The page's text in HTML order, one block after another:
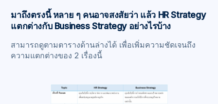
มาถึงตรงนี้ หลาย ๆ คนอาจสงสัยว่า แล้ว HR Strategy
แตกต่างกับ Business Strategy อย่างไรบ้าง
สามารถดูตามตารางด้านล่างได้ เพื่อเพิ่มความชัดเจนถึง
ความแตกต่างของ 2 เรื่องนี้